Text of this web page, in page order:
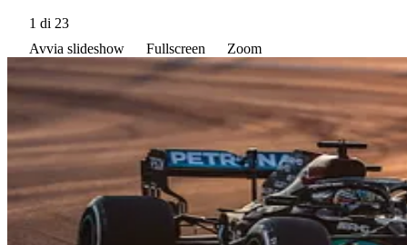
1 di 23
Avvia slideshow
Fullscreen Zoom